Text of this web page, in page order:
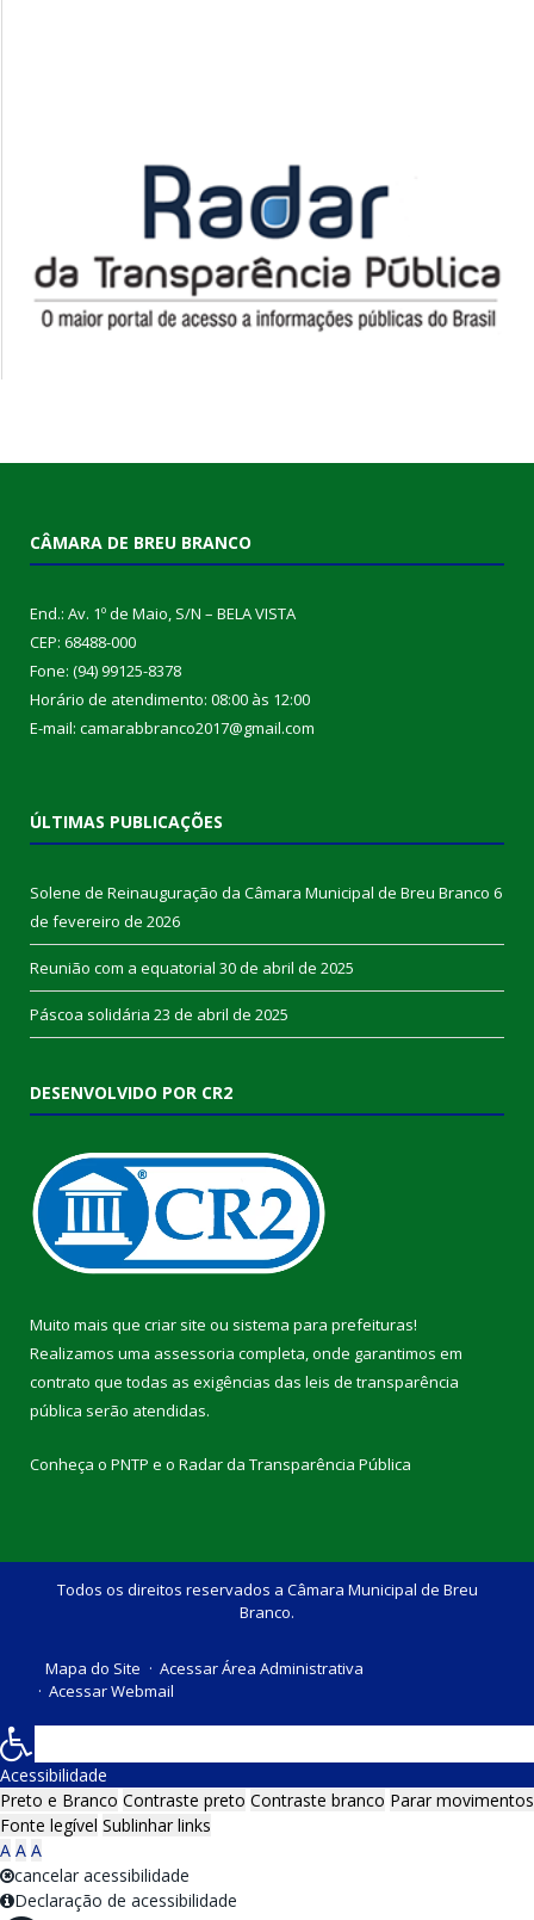
CÂMARA DE BREU BRANCO
End.: Av. 1º de Maio, S/N – BELA VISTA
CEP: 68488-000
Fone: (94) 99125-8378
Horário de atendimento: 08:00 às 12:00
E-mail: camarabbranco2017@gmail.com
ÚLTIMAS PUBLICAÇÕES
Solene de Reinauguração da Câmara Municipal de Breu Branco 6
de fevereiro de 2026
Reunião com a equatorial 30 de abril de 2025
Páscoa solidária 23 de abril de 2025
DESENVOLVIDO POR CR2
Muito mais que criar site ou sistema para prefeituras!
Realizamos uma assessoria completa, onde garantimos em
contrato que todas as exigências das leis de transparência
pública serão atendidas.
Conheça o PNTP e o Radar da Transparência Pública
Todos os direitos reservados a Câmara Municipal de Breu
Branco.
Mapa do Site
Acessar Área Administrativa
Acessar Webmail
Acessibilidade
Preto e Branco Contraste preto Contraste branco Parar movimentos
Fonte legível Sublinhar links
A A A
cancelar acessibilidade
Declaração de acessibilidade